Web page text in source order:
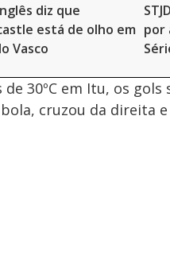
diz que
está de olho em
Vasco
por
30ºC em Itu, os
cruzou da direita